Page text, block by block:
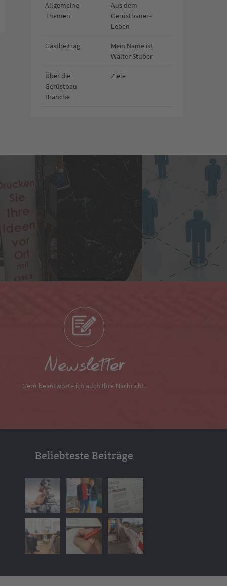
Allgemeine
Themen
Aus dem
Gerüstbauer-
Leben
Gastbeitrag
Mein Name ist
Walter Stuber
Über die
Gerüstbau
Branche
Ziele
Newsletter
Gern beantworte ich auch Ihre Nachricht.
Beliebteste Beiträge